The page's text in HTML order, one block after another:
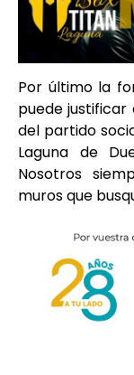
Por último la
puede justificar
del partido
Laguna de
Nosotros
muros que